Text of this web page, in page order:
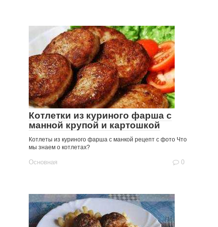
Котлетки из куриного фарша с
манной крупой и картошкой
Котлеты из куриного фарша с манкой рецепт с фото Что
мы знаем о котлетах?
Основная 0